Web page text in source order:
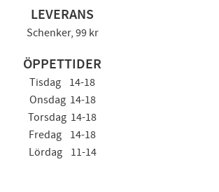
LEVERANS
Schenker, 99 kr
ÖPPETTIDER
Tisdag 14-18
Onsdag 14-18
Torsdag 14-18
Fredag 14-18
Lördag 11-14